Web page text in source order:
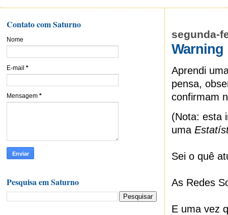
segunda-
Warning
Aprendi
pensa,
confirmam
(Nota: esta
uma
Sei o quê
As Redes
E uma vez
Contato com Saturno
Nome
E-mail *
Mensagem *
Pesquisa em Saturno